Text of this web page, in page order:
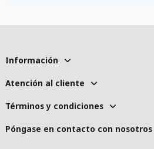
Información
Atención al cliente
Términos y condiciones
Póngase en contacto con nosotros